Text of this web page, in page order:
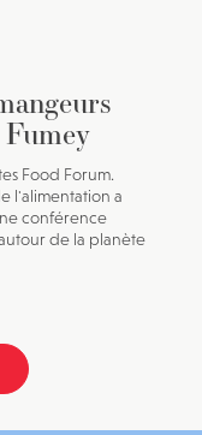
Food Forum.
l'alimentation a
conférence
de la planète